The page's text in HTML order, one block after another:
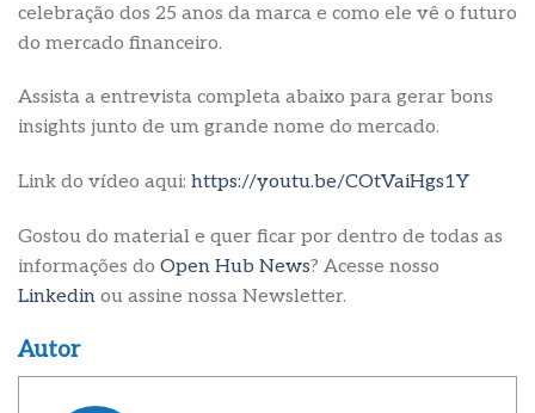
celebração dos 25 anos da marca e como ele vê o futuro
do mercado financeiro.
Assista a entrevista completa abaixo para gerar bons
insights junto de um grande nome do mercado.
Link do vídeo aqui: https://youtu.be/COtVaiHgs1Y
Gostou do material e quer ficar por dentro de todas as
informações do Open Hub News? Acesse nosso
Linkedin ou assine nossa Newsletter.
Autor